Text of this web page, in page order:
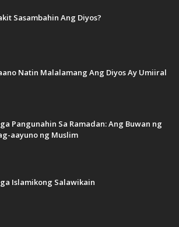
Sasambahin Ang Diyos?
Natin Malalamang Ang Diyos Ay Umiiral
Pangunahin Sa Ramadan: Ang Buwan ng
aayuno ng Muslim
Islamikong Salawikain